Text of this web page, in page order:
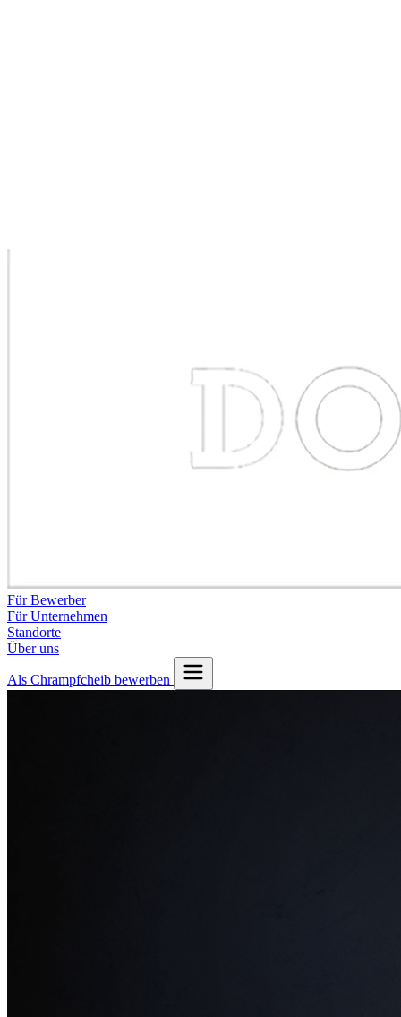
Für Bewerber
Für Unternehmen
Standorte
Über uns
Als Chrampfcheib bewerben